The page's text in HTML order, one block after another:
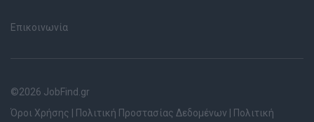
Επικοινωνία
©2026 JobFind.gr
Όροι Χρήσης
Πολιτική Προστασίας Δεδομένων Πολιτική